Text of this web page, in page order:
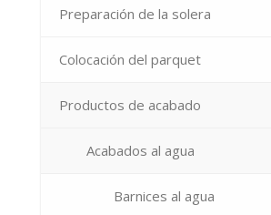
Preparación de la solera
Colocación del parquet
Productos de acabado
Acabados al agua
Barnices al agua